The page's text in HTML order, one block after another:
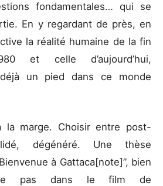
fondamentales… qui se
En y regardant de près, en
la réalité humaine de la fin
et celle d’aujourd’hui,
déjà un pied dans ce monde
la marge. Choisir entre post-
dégénéré. Une thèse
à Gattaca[note]”, bien
pas dans le film de